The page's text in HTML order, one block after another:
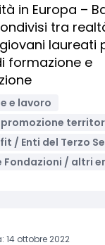
in Europa –
tra
laureati
formazione e
e lavoro
promozione
/ Enti del Terzo
Fondazioni / altri
14 ottobre 2022